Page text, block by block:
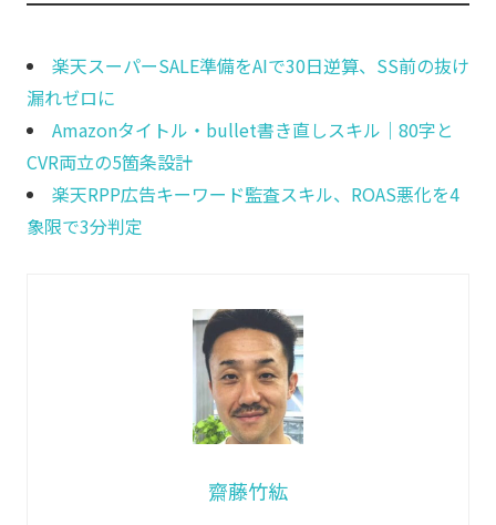
楽天スーパーSALE準備をAIで30日逆算、SS前の抜け
漏れゼロに
Amazonタイトル・bullet書き直しスキル｜80字と
CVR両立の5箇条設計
楽天RPP広告キーワード監査スキル、ROAS悪化を4
象限で3分判定
齋藤竹紘